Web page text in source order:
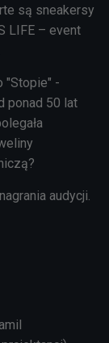
są sneakersy
LIFE – event
"Stopie" -
ponad 50 lat
audycji.